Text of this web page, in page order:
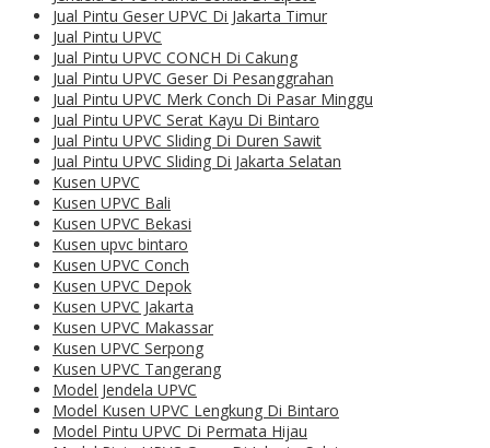
Jual Pintu Geser UPVC Di Jakarta Timur
Jual Pintu UPVC
Jual Pintu UPVC CONCH Di Cakung
Jual Pintu UPVC Geser Di Pesanggrahan
Jual Pintu UPVC Merk Conch Di Pasar Minggu
Jual Pintu UPVC Serat Kayu Di Bintaro
Jual Pintu UPVC Sliding Di Duren Sawit
Jual Pintu UPVC Sliding Di Jakarta Selatan
Kusen UPVC
Kusen UPVC Bali
Kusen UPVC Bekasi
Kusen upvc bintaro
Kusen UPVC Conch
Kusen UPVC Depok
Kusen UPVC Jakarta
Kusen UPVC Makassar
Kusen UPVC Serpong
Kusen UPVC Tangerang
Model Jendela UPVC
Model Kusen UPVC Lengkung Di Bintaro
Model Pintu UPVC Di Permata Hijau